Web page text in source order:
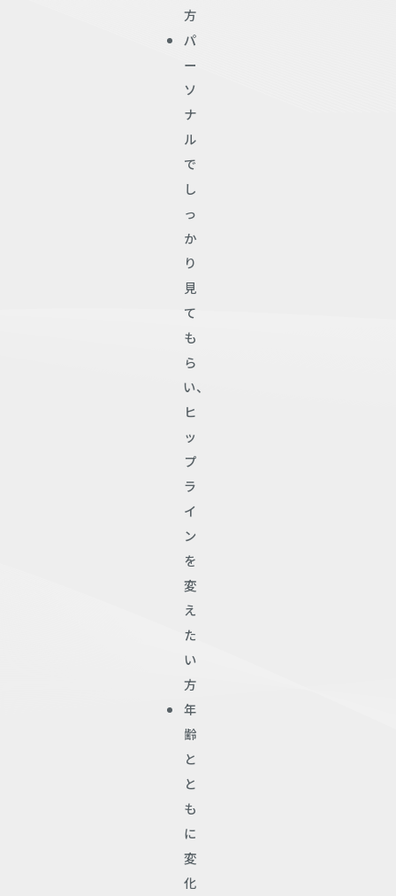
方
パ
ー
ソ
ナ
ル
で
し
っ
か
り
見
て
も
ら
い、
ヒ
ッ
プ
ラ
イ
ン
を
変
え
た
い
方
年
齢
と
と
も
に
変
化